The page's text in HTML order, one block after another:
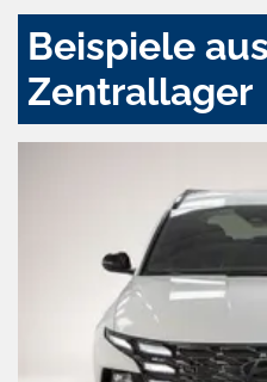
Beispiele
Zentrallager